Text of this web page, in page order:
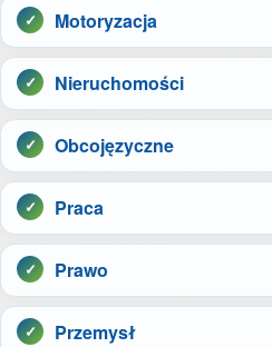
Motoryzacja
Nieruchomości
Obcojęzyczne
Praca
Prawo
Przemysł